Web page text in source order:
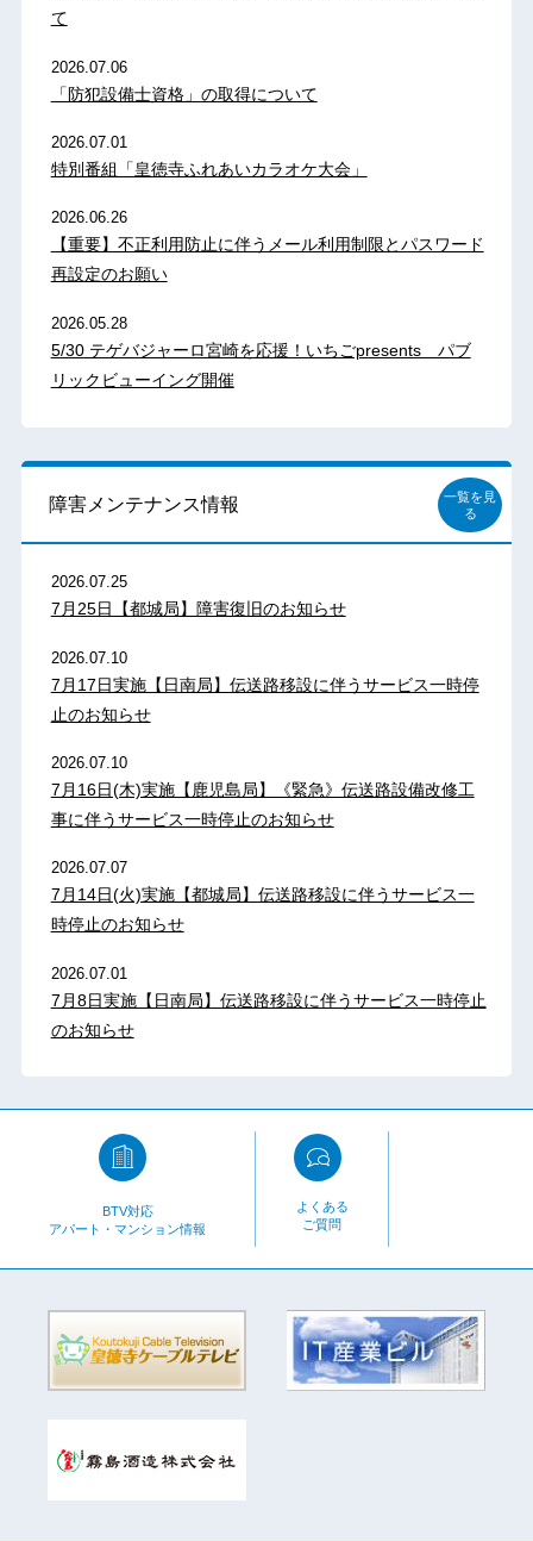
て
2026.07.06
「防犯設備士資格」の取得について
2026.07.01
特別番組「皇徳寺ふれあいカラオケ大会」
2026.06.26
【重要】不正利用防止に伴うメール利用制限とパスワード
再設定のお願い
2026.05.28
5/30 テゲバジャーロ宮崎を応援！いちごpresents パブ
リックビューイング開催
障害メンテナンス情報
一覧を見
る
2026.07.25
7月25日【都城局】障害復旧のお知らせ
2026.07.10
7月17日実施【日南局】伝送路移設に伴うサービス一時停
止のお知らせ
2026.07.10
7月16日(木)実施【鹿児島局】《緊急》伝送路設備改修工
事に伴うサービス一時停止のお知らせ
2026.07.07
7月14日(火)実施【都城局】伝送路移設に伴うサービス一
時停止のお知らせ
2026.07.01
7月8日実施【日南局】伝送路移設に伴うサービス一時停止
のお知らせ
BTV対応
アパート・マンション情報
よくある
ご質問